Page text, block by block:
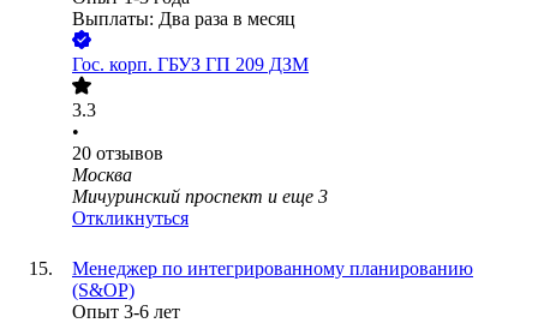
Выплаты: Два раза в месяц
Гос. корп. ГБУЗ ГП 209 ДЗМ
3.3
•
20 отзывов
Москва
Мичуринский проспект и еще 3
Откликнуться
Менеджер по интегрированному планированию
(S&OP)
Опыт 3-6 лет